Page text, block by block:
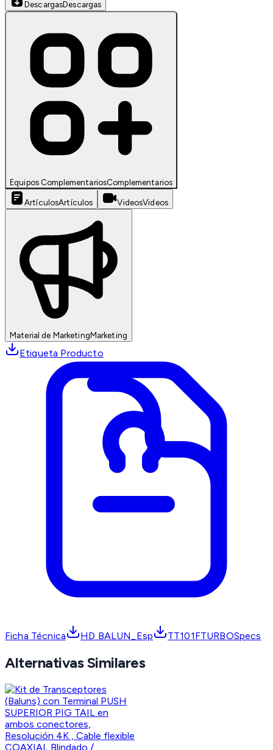
DescargasDescargas
Equipos ComplementariosComplementarios
ArtículosArtículos VideosVideos
Material de MarketingMarketing
Etiqueta Producto
Ficha Técnica HD BALUN_Esp TT101FTURBOSpecs
Alternativas Similares